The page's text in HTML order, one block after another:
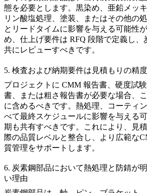
態を必要とします。黒染め、亜鉛メッ
リン酸塩処理、塗装、またはその他の
とリードタイムに影響を与える可能性
め、仕上げ要件は RFQ 段階で定義し、
共にレビューすべきです。
5. 検査および納期要件は見積もりの精
プロジェクトに CMM 報告書、硬度試
書、または粗さ報告書が必要な場合、
に含めるべきです。熱処理、コーティ
べて最終スケジュールに影響を与える
期も共有すべきです。これにより、見
際の品質レベルと整合し、より広範な
質管理をサポートします。
6. 炭素鋼部品において熱処理と防錆が
い理由